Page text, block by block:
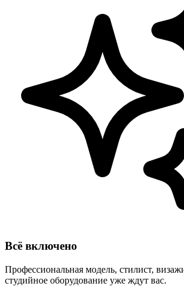
Всё включено
Профессиональная модель, стилист,
студийное оборудование уже ждут вас.